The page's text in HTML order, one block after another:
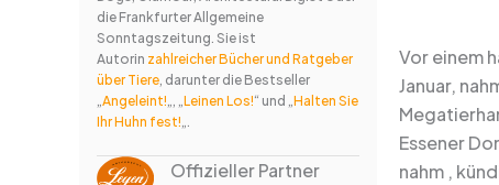
die Frankfurter Allgemeine
Sonntagszeitung. Sie ist
Autorin zahlreicher Bücher und Ratgeber
über Tiere , darunter die Bestseller
Angeleint! Leinen Los!“ und „ Halten Sie
Ihr Huhn fest!
Offizieller Partner
Vor einem
Januar,
Essener
nahm ,